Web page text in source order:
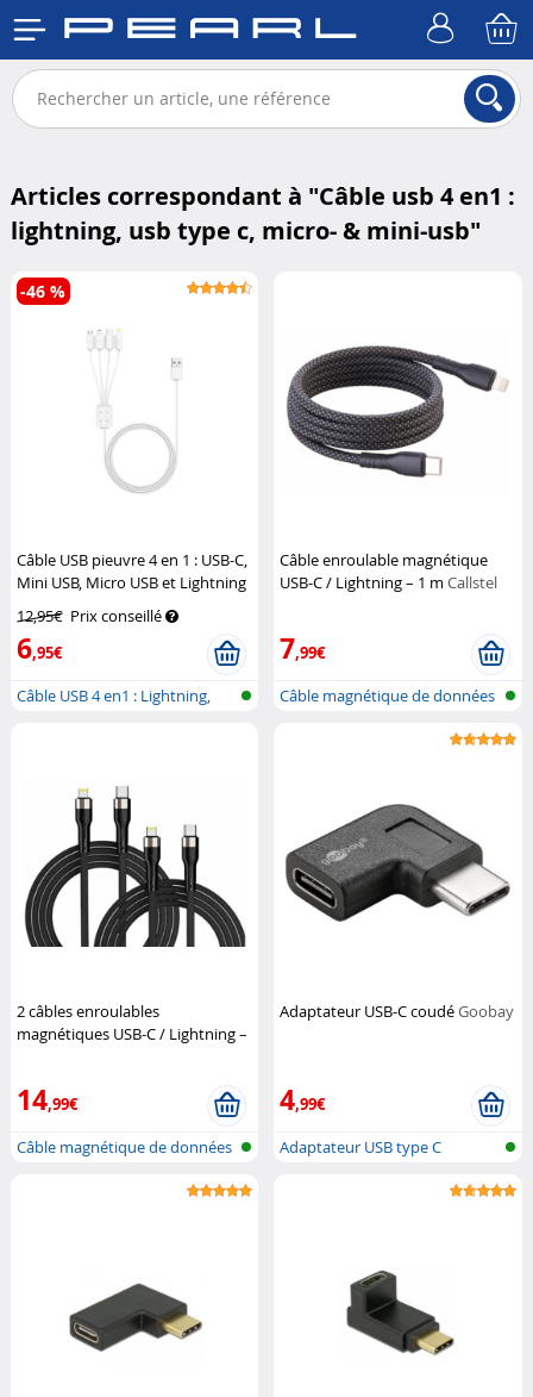
Articles correspondant à "Câble usb 4 en1 :
lightning, usb type c, micro- & mini-usb"
Câble USB pieuvre 4 en 1 : USB-C,
Mini USB, Micro USB et Lightning
12,95€ Prix conseillé
6,95€
-46 %
Câble USB 4 en1 : Lightning,
Câble enroulable magnétique
USB-C / Lightning – 1 mCallstel
7,99€
Câble magnétique de données
2 câbles enroulables
magnétiques USB-C / Lightning –
14,99€
Câble magnétique de données
Adaptateur USB-C coudéGoobay
4,99€
Adaptateur USB type C